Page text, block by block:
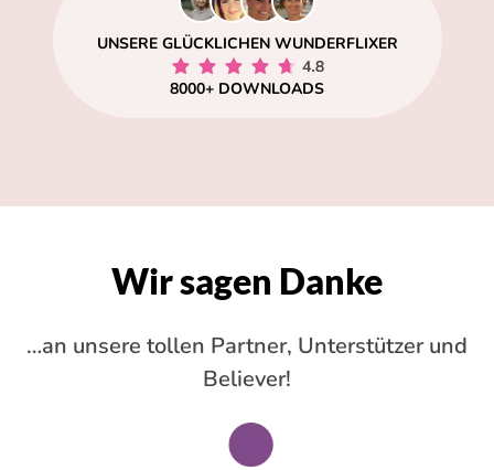
UNSERE GLÜCKLICHEN WUNDERFLIXER
8000+ DOWNLOADS
Wir sagen Danke
…an unsere tollen Partner, Unterstützer und
Believer!